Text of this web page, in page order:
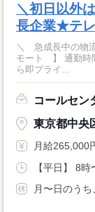
＼初日以外
長企業★テ
＼ 急成長中の物流×IT企業 ／ 初日の
モート 】 通勤時間がかからないので ”サッと勤務開始・終わった
ら即プライ...
コールセン
東京都中央
月給265,000
【平日】 8
月〜日のう